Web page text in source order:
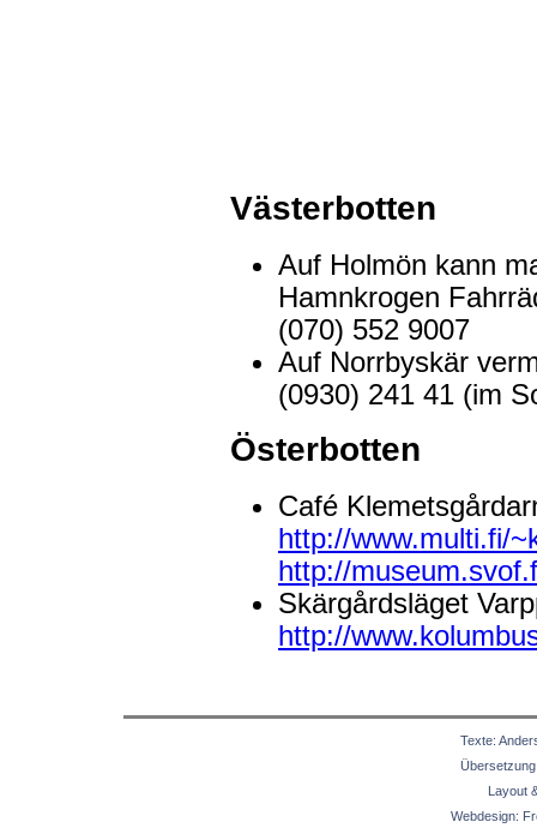
Västerbotten
Auf Holmön kann
Hamnkrogen
(070) 552 9007
Auf Norrbyskär
(0930) 241 41 (im
Österbotten
Café
http://www.multi.fi/
http://
Skärgårdsläget
http://
Texte:
Layout
Webdesign: